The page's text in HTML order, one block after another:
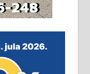
160